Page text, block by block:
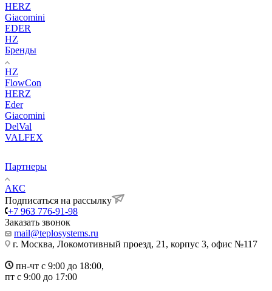
HERZ
Giacomini
EDER
HZ
Бренды
HZ
FlowCon
HERZ
Eder
Giacomini
DelVal
VALFEX
Партнеры
АКС
Подписаться на рассылку
+7 963 776-91-98
Заказать звонок
mail@teplosystems.ru
г. Москва, Локомотивный проезд, 21, корпус 3, офис №117
пн-чт с 9:00 до 18:00,
пт с 9:00 до 17:00